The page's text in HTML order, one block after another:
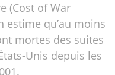
(Cost of War
estime qu’au moins
mortes des suites
Unis depuis les